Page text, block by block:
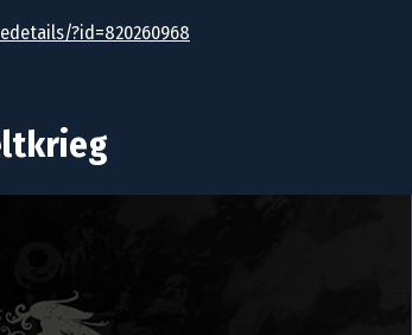
?id=820260968